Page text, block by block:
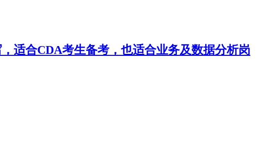
适合CDA考生备考，也适合业务及数据分析岗